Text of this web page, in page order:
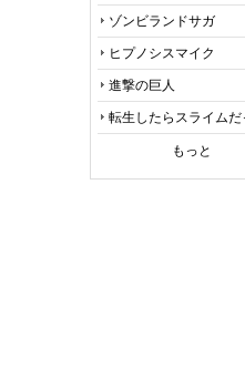
ゾンビランドサガ
ヒプノシスマイク
進撃の巨人
転生したらスライムだ
もっと